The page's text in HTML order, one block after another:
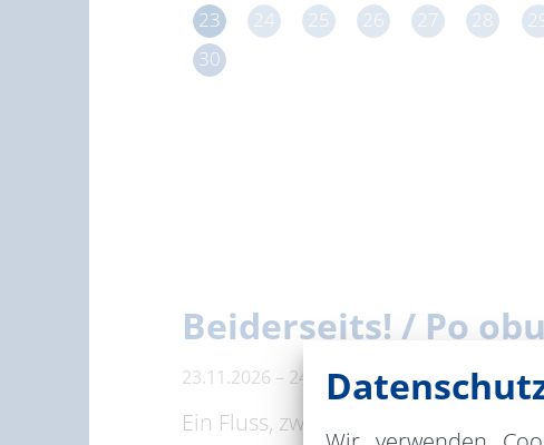
23 24 25 26 27 28
30
Beiderseits! / Po
23.11.2026 – 24.11.2026
Ein Fluss, zwei Länder, viele